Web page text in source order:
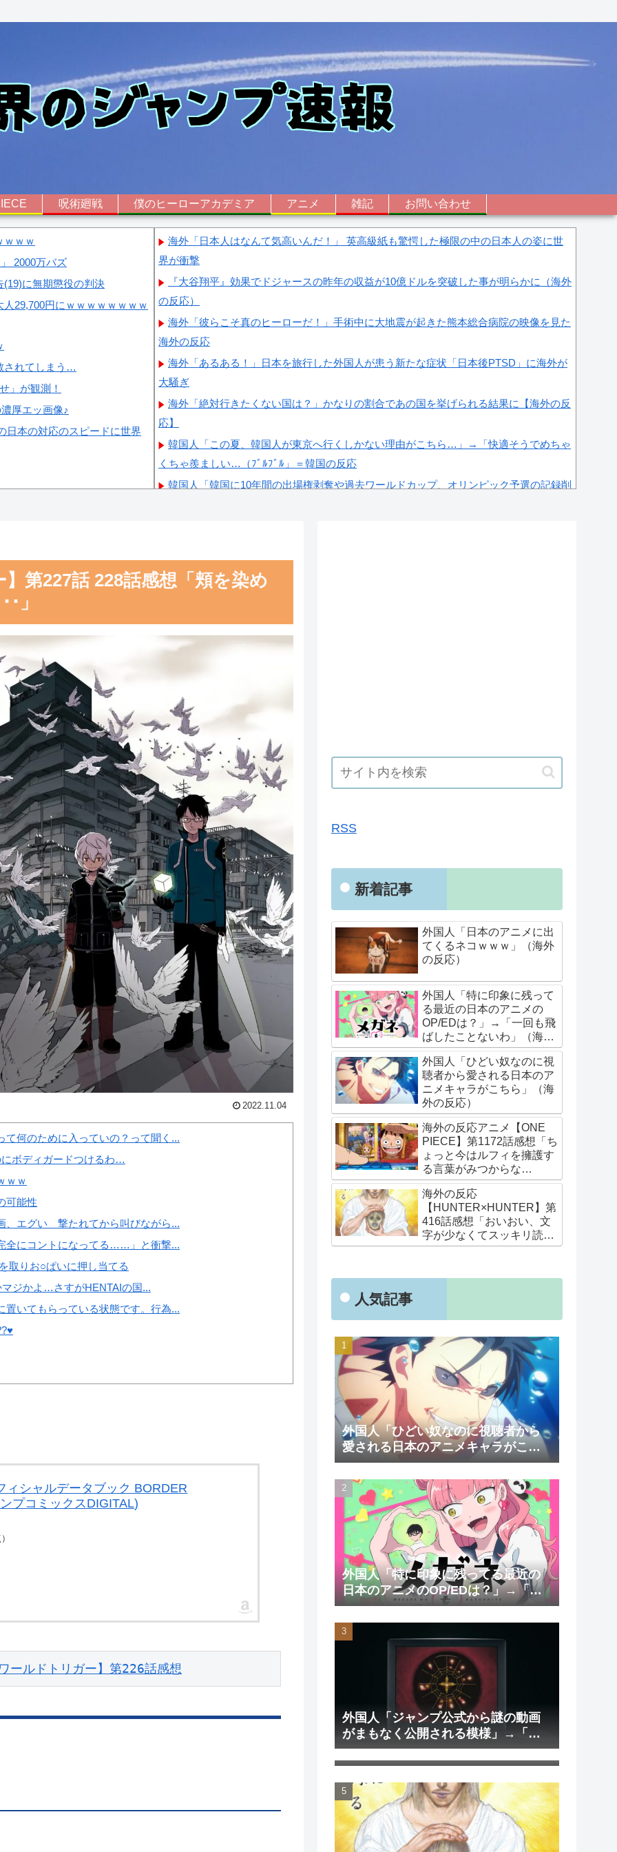
呪術廻戦 僕のヒーローアカデミア アニメ 雑記 お問い合わせ
ｗｗｗ
2000万バズ
に無期懲役の判決
29,700円にｗｗｗｗｗｗｗｗ
されてしまう…
」が観測！
厚エッ画像♪
日本の対応のスピードに世界
海外「日本人はなんて気高いんだ！」 英高級紙も驚愕した極限の中の日本人の姿に世
界が衝撃
『大谷翔平』効果でドジャースの昨年の収益が10億ドルを突破した事が明らかに（海外
の反応）
海外「彼らこそ真のヒーローだ！」手術中に大地震が起きた熊本総合病院の映像を見た
海外の反応
海外「あるある！」日本を旅行した外国人が患う新たな症状「日本後PTSD」に海外が
大騒ぎ
海外「絶対行きたくない国は？」かなりの割合であの国を挙げられる結果に【海外の反
応】
韓国人「この夏、韓国人が東京へ行くしかない理由がこちら…」→「快適そうでめちゃ
くちゃ羨ましい…（ﾌﾞﾙﾌﾞﾙ」＝韓国の反応
韓国人「韓国に10年間の出場権剥奪や過去ワールドカップ、オリンピック予選の記録削
韓国が独自開発したと自慢する甘いトマト、実はそこら辺のトマトに砂糖水を注入して
第227話 228話感想「頬を染め
」
2022.11.04
何のために入っていの？って聞く...
ボディガードつけるわ…
ｗｗ
可能性
、エグい 撃たれてから叫びながら...
全にコントになってる……」と衝撃...
取りお○ぱいに押し当てる
ジかよ…さすがHENTAIの国...
いてもらっている状態です。行為...
ィシャルデータブック BORDER
プコミックスDIGITAL)
ールドトリガー】第226話感想
RSS
新着記事
外国人「日本のアニメに出
てくるネコｗｗｗ」（海外
の反応）
外国人「特に印象に残って
る最近の日本のアニメの
OP/EDは？」→「一回も飛
ばしたことないわ」（海外
の反応）
外国人「ひどい奴なのに視
聴者から愛される日本のア
ニメキャラがこちら」（海
外の反応）
海外の反応アニメ【ONE
PIECE】第1172話感想「ち
ょっと今はルフィを擁護す
る言葉がみつからな
い･･･」
海外の反応
【HUNTER×HUNTER】第
416話感想「おいおい、文
字が少なくてスッキリ読め
るぞ！！」
人気記事
外国人「ひどい奴なのに視聴者から
愛される日本のアニメキャラがこち
ら」（海外の反応）
外国人「特に印象に残ってる最近の
日本のアニメのOP/EDは？」→「一
回も飛ばしたことないわ」（海外の
反応）
外国人「ジャンプ公式から謎の動画
がまもなく公開される模様」→「ま
さか本当にくるのか？！」（海外の
反応）
外国人「日本のアニメを見て初めて
泣いた作品は？」→「2000年代の3大
泣けるアニメ」（海外の反応）